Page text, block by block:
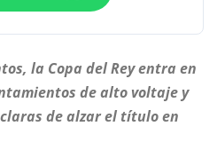
la Copa del Rey entra en
de alto voltaje y
de alzar el título en